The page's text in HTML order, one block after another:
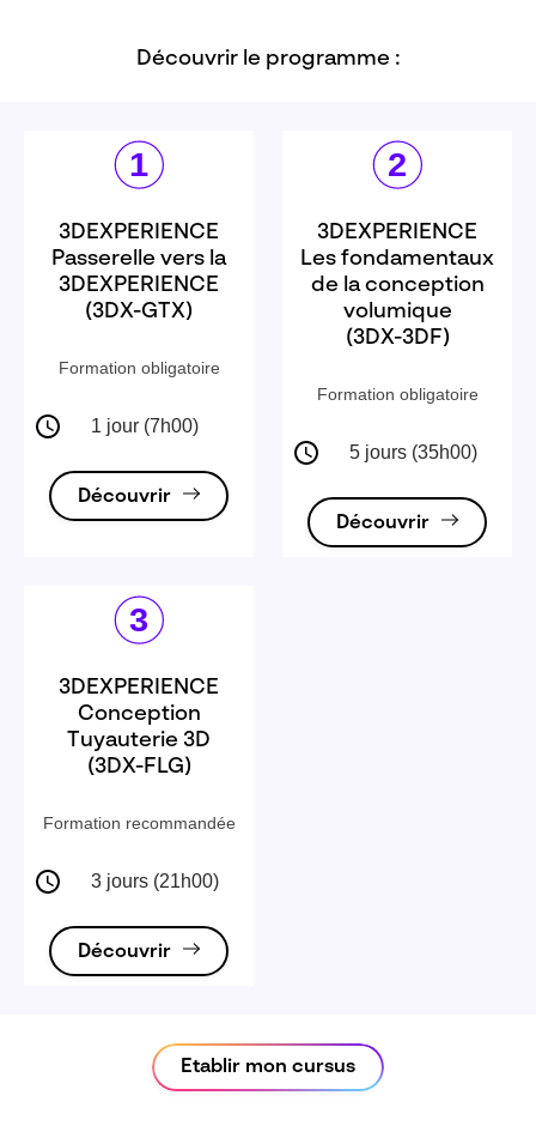
Découvrir le programme :
3DEXPERIENCE
Passerelle vers la
3DEXPERIENCE
(3DX-GTX)
Formation obligatoire
1 jour (7h00)
Découvrir
3DEXPERIENCE
Les fondamentaux
de la conception
volumique
(3DX-3DF)
Formation obligatoire
5 jours (35h00)
Découvrir
3DEXPERIENCE
Conception
Tuyauterie 3D
(3DX-FLG)
Formation recommandée
3 jours (21h00)
Découvrir
Etablir mon cursus